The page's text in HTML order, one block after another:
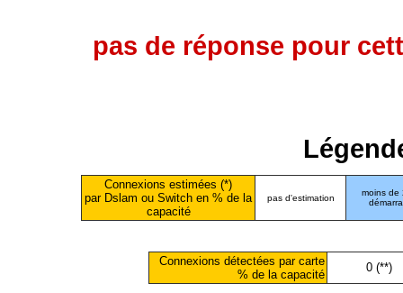
pas de réponse pour
Connexions estimées (*)
par Dslam ou Switch en % de la
capacité
pas d'estimation
moins de
Connexions détectées par carte
% de la capacité
0 (**)